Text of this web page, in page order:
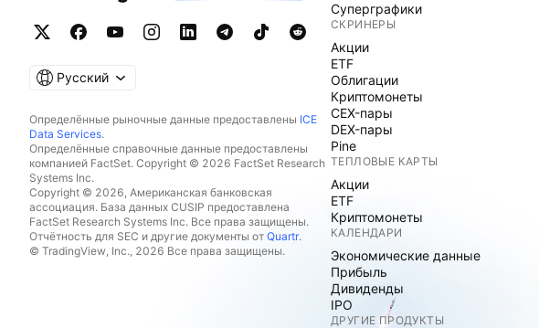
Русский
Определённые рыночные данные предоставлены ICE
Data Services.
Определённые справочные данные предоставлены
компанией FactSet. Copyright © 2026 FactSet Research
Systems Inc.
Copyright © 2026, Американская банковская
ассоциация. База данных CUSIP предоставлена
FactSet Research Systems Inc. Все права защищены.
Отчётность для SEC и другие документы от Quartr.
© TradingView, Inc., 2026 Все права защищены.
Суперграфики
СКРИНЕРЫ
Акции
ETF
Облигации
Криптомонеты
CEX-пары
DEX-пары
Pine
ТЕПЛОВЫЕ КАРТЫ
Акции
ETF
Криптомонеты
КАЛЕНДАРИ
Экономические данные
Прибыль
Дивиденды
IPO
ДРУГИЕ ПРОДУКТЫ